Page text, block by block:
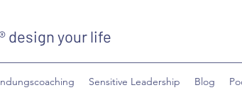
design your life
Sensitive Leadership Blog